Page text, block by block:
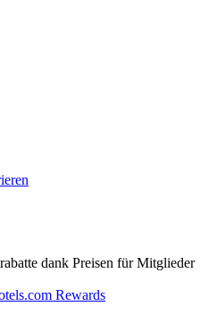
dank Preisen für Mitglieder
Rewards